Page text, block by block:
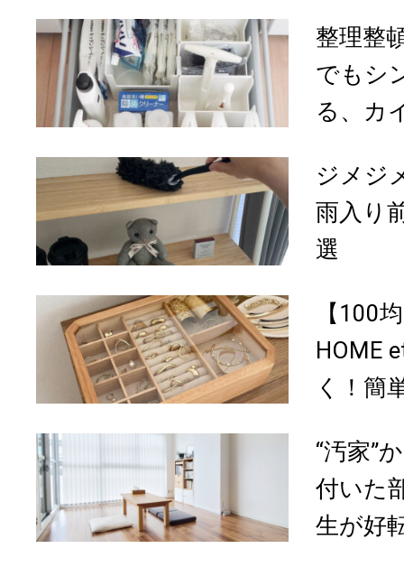
整理整
でもシ
る、カ
ジメジ
雨入り
選
【100
HOME
く！簡
“汚家”
付いた
生が好